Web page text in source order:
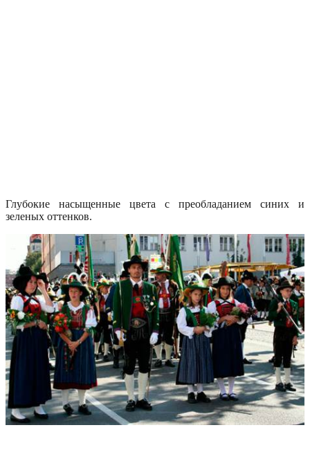
Глубокие насыщенные цвета с преобладанием синих и
зеленых оттенков.